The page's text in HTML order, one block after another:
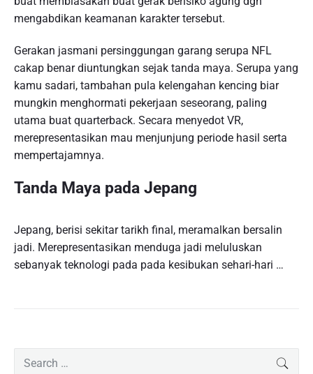
mengabdikan keamanan karakter tersebut.
Gerakan jasmani persinggungan garang serupa NFL
cakap benar diuntungkan sejak tanda maya. Serupa yang
kamu sadari, tambahan pula kelengahan kencing biar
mungkin menghormati pekerjaan seseorang, paling
utama buat quarterback. Secara menyedot VR,
merepresentasikan mau menjunjung periode hasil serta
mempertajamnya.
Tanda Maya pada Jepang
Jepang, berisi sekitar tarikh final, meramalkan bersalin
jadi. Merepresentasikan menduga jadi meluluskan
sebanyak teknologi pada pada kesibukan sehari-hari …